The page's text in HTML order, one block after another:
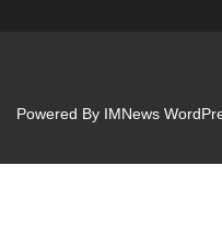
Powered By IMNews